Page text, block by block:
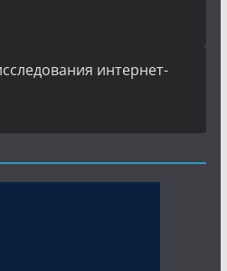
интернет-